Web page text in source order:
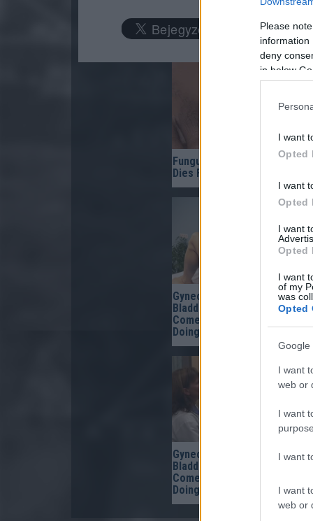
Please
information
deny
in below
I want
Opted
I want
Opted
I want
Opted
I want
of my
was
Opted
Google
I want
web or
I want
I want
I want
web or
Fungus Is A Parasite, And It
Dies From A Drop Of Plain...
Gynecologist in Columbus:
Bladder Leakage After 50
Comes Down to 1 Thing (Stop
Doing This)
Gynecologist in Columbus:
Bladder Leakage After 50
Comes Down to 1 Thing (Stop
Doing This)